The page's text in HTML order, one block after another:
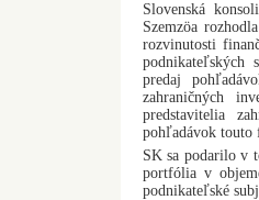
Slovenská
Szemzöa
rozvinutosti
podnikateľských
predaj
zahraničných
predstavitelia
pohľadávok touto
SK sa podarilo v
portfólia v
podnikateľské